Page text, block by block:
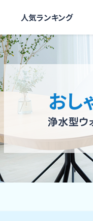
⼈気ランキング
おし